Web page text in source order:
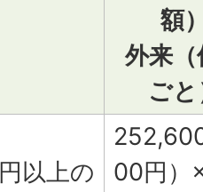
額
外来（
ご
以上の
00円）